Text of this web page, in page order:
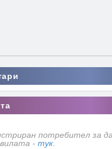
потребител за
- тук